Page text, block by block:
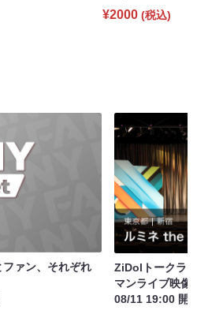
¥2000 (税込)
ァン、それぞれ
ZiDolトークラ
マンライブ映像
08/11 19:00 開